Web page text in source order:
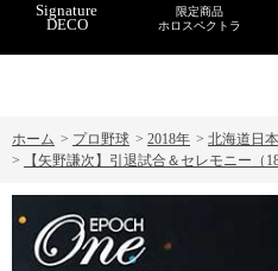
Signature
DECO
限定商品
ホロスペクトラ
ホーム > プロ野球 > 2018年 > 北海道日
>
【矢野謙次】引退試合＆セレモニー（